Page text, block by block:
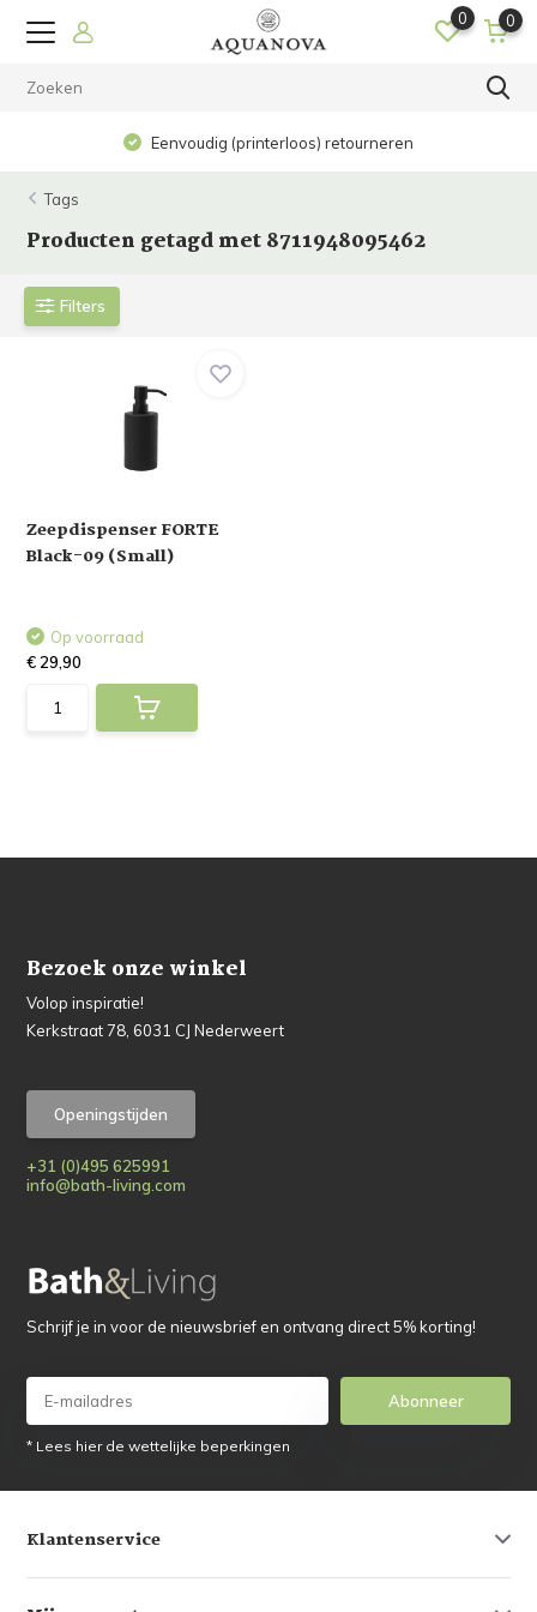
0 0
Eenvoudig (printerloos) retourneren
Tags
Producten getagd met 8711948095462
Filters
Zeepdispenser FORTE
Black-09 (Small)
Op voorraad
€ 29,90
Bezoek onze winkel
Volop inspiratie!
Kerkstraat 78, 6031 CJ Nederweert
Openingstijden
+31 (0)495 625991
info@bath-living.com
Schrijf je in voor de nieuwsbrief en ontvang direct 5% korting!
Abonneer
* Lees hier de wettelijke beperkingen
Klantenservice